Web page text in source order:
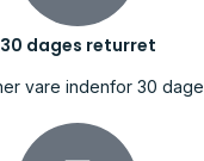
30 dages returret
vare indenfor 30 dage